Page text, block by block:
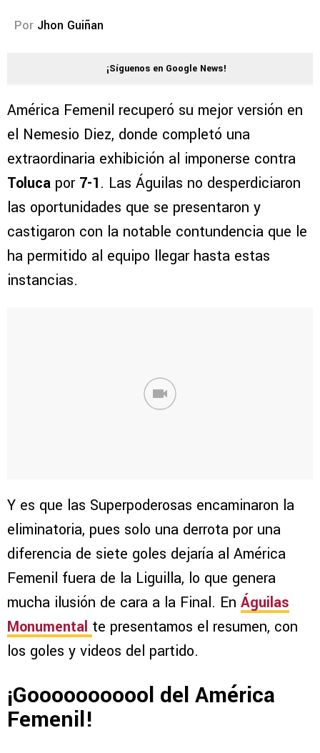
Por Jhon Guiñan
¡Síguenos en Google News!
América Femenil recuperó su mejor versión en
el Nemesio Diez, donde completó una
extraordinaria exhibición al imponerse contra
Toluca por 7-1. Las Águilas no desperdiciaron
las oportunidades que se presentaron y
castigaron con la notable contundencia que le
ha permitido al equipo llegar hasta estas
instancias.
Y es que las Superpoderosas encaminaron la
eliminatoria, pues solo una derrota por una
diferencia de siete goles dejaría al América
Femenil fuera de la Liguilla, lo que genera
mucha ilusión de cara a la Final. En Águilas
Monumental te presentamos el resumen, con
los goles y videos del partido.
¡Gooooooooool del América
Femenil!